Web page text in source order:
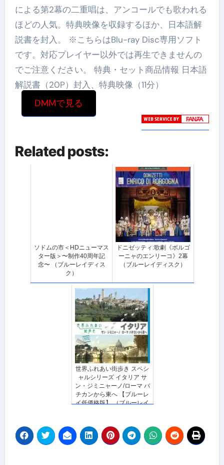
による第2幕の二重唱は、アンコールでも歌われる
ほどの人気。特典映像を収録するほか、日本語解
説書を封入。 ※こちらはBlu-ray Disc専用ソフト
です。対応プレイヤー以外では再生できませんの
でご注意ください。 特典・セット商品情報 日本語
解説書（20P）封入、特典映像（11分）
DMMで見る
Related posts:
ソドムの市＜HDニューマス
ター版＞〜制作40周年記
念〜 （ブルーレイディス
ク）
ドニゼッティ:歌劇《ボルゴ
ーニャのエンリーコ》2幕
（ブルーレイディスク）
世界ふれあい街歩き スペシ
ャルシリーズ イタリア サ
ン・ジミニャーノ/ローマ バ
チカンから東へ 【ブルーレ
イ低価格版】 （ブルーレイ